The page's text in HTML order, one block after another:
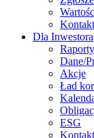
Kontakt
Dla Inwestora
Raporty
Dane/
Akcje
Ład
ESG
Kontakt